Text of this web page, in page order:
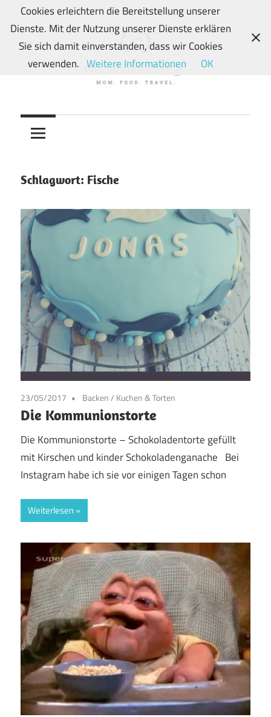
Zum
Inhalt
springen
wunschkindwege
Wunschkindern
und
Mein
Food-
und
Travelblog
Schlagwort: Fische
23/05/2017 Backen/ Kuchen & Torten
Die Kommunionstorte
Die Kommunionstorte – Schokoladentorte gefüllt
mit Kirschen und kinder Schokoladenganache Bei
Instagram habe ich sie vor einigen Tagen schon
Weiterlesen
Cookies erleichtern die Bereitstellung unserer
Dienste. Mit der Nutzung unserer Dienste erklären
Sie sich damit einverstanden, dass wir Cookies
verwenden. Weitere Informationen OK